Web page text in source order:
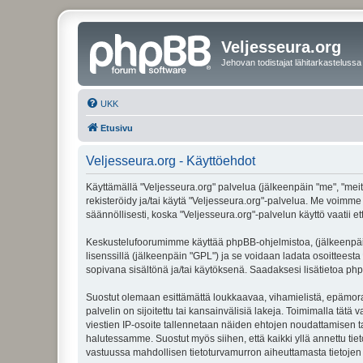
Veljesseura.org
Jehovan todistajat lähitarkastelussa
UKK
Etusivu
Veljesseura.org - Käyttöehdot
Käyttämällä "Veljesseura.org" palvelua (jälkeenpäin "me",
rekisteröidy ja/tai käytä "Veljesseura.org"-palvelua. Me
säännöllisesti, koska "Veljesseura.org"-palvelun käyttö vaatii
Keskustelufoorumimme käyttää phpBB-ohjelmistoa,
lisenssillä (jälkeenpäin "GPL") ja se voidaan ladata osoitteesta
sopivana sisältönä ja/tai käytöksenä. Saadaksesi lisätietoa
Suostut olemaan esittämättä loukkaavaa, vihamielistä,
palvelin on sijoitettu tai kansainvälisiä lakeja. Toimimalla tätä
viestien IP-osoite tallennetaan näiden ehtojen noudattamisen
halutessamme. Suostut myös siihen, että kaikki yllä annettu
vastuussa mahdollisen tietoturvamurron aiheuttamasta